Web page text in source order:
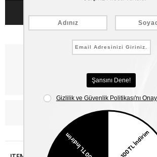
Critical Stock
Notify me
WhatsApp’tan Bilgi Al